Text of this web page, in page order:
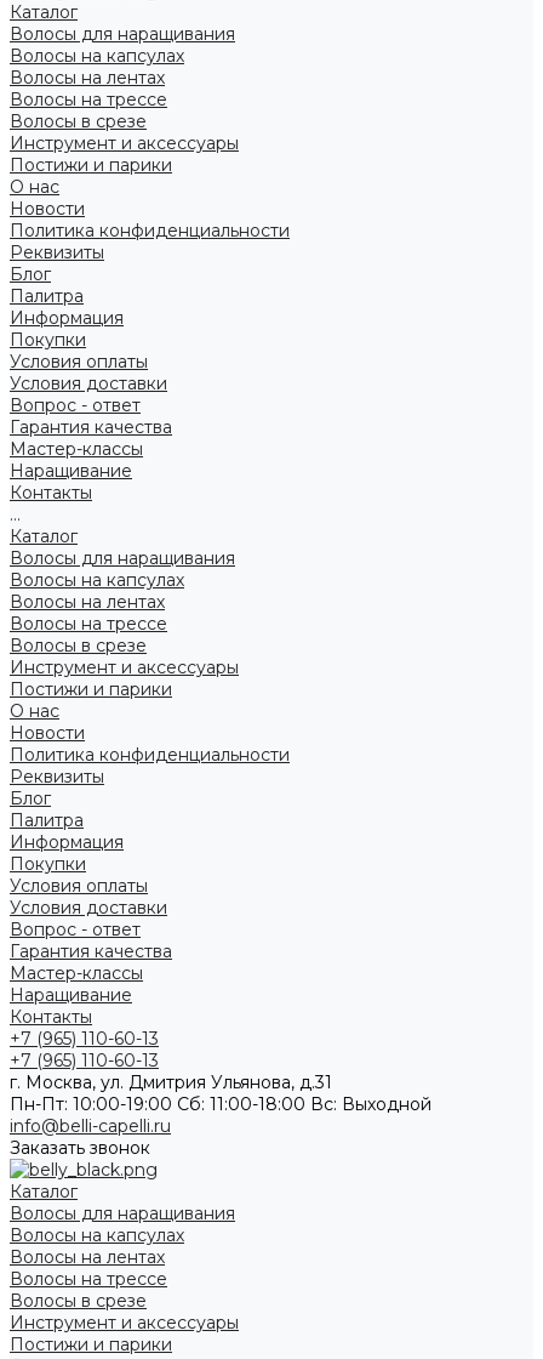
Каталог
Волосы для наращивания
Волосы на капсулах
Волосы на лентах
Волосы на трессе
Волосы в срезе
Инструмент и аксессуары
Постижи и парики
О нас
Новости
Политика конфиденциальности
Реквизиты
Блог
Палитра
Информация
Покупки
Условия оплаты
Условия доставки
Вопрос - ответ
Гарантия качества
Мастер-классы
Наращивание
Контакты
...
Каталог
Волосы для наращивания
Волосы на капсулах
Волосы на лентах
Волосы на трессе
Волосы в срезе
Инструмент и аксессуары
Постижи и парики
О нас
Новости
Политика конфиденциальности
Реквизиты
Блог
Палитра
Информация
Покупки
Условия оплаты
Условия доставки
Вопрос - ответ
Гарантия качества
Мастер-классы
Наращивание
Контакты
+7 (965) 110-60-13
+7 (965) 110-60-13
г. Москва, ул. Дмитрия Ульянова, д.31
Пн-Пт: 10:00-19:00 Cб: 11:00-18:00 Вс: Выходной
info@belli-capelli.ru
Заказать звонок
Каталог
Волосы для наращивания
Волосы на капсулах
Волосы на лентах
Волосы на трессе
Волосы в срезе
Инструмент и аксессуары
Постижи и парики